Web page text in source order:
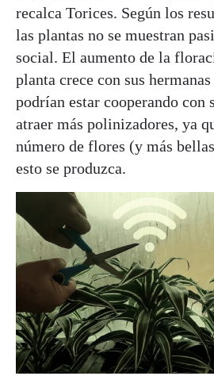
recalca Torices. Según los
las plantas no se muestran
social. El aumento de la
planta crece con sus
podrían estar cooperando con
atraer más polinizadores, ya
número de flores (y más
esto se produzca.